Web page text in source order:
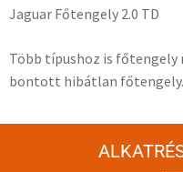
Jaguar Főtengely 2.0 TD
Több típushoz is
bontott hibátlan főtengely.